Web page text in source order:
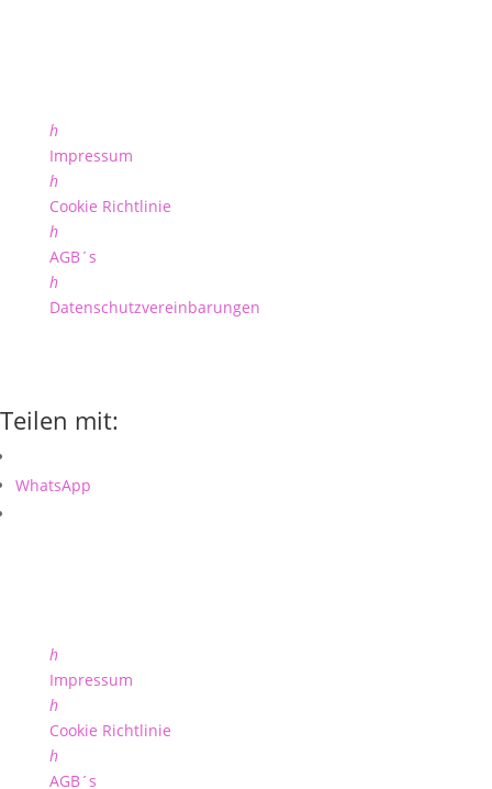
h
Impressum
h
Cookie Richtlinie
h
AGB´s
h
Datenschutzvereinbarungen
Teilen mit:
WhatsApp
h
Impressum
h
Cookie Richtlinie
h
AGB´s